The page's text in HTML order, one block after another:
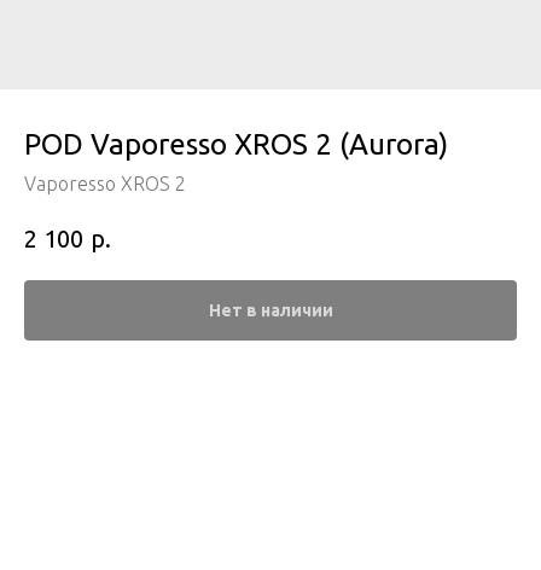
POD Vaporesso XROS 2 (Aurora)
Vaporesso XROS 2
2 100 р.
Нет в наличии